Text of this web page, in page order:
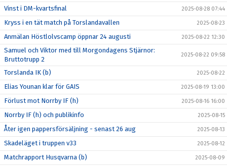
Vinst i DM-kvartsfinal 2025-08-28 07:44
Kryss i en tät match på Torslandavallen 2025-08-23
Anmälan Höstlolvscamp öppnar 24 augusti 2025-08-22 12:30
Samuel och Viktor med till Morgondagens Stjärnor:
Bruttotrupp 2
2025-08-22 09:58
Torslanda IK (b) 2025-08-22
Elias Younan klar för GAIS 2025-08-19 13:00
Förlust mot Norrby IF (h) 2025-08-16 16:00
Norrby IF (h) och publikinfo 2025-08-15
Åter igen pappersförsäljning - senast 26 aug 2025-08-13
Skadeläget i truppen v33 2025-08-12
Matchrapport Husqvarna (b) 2025-08-09